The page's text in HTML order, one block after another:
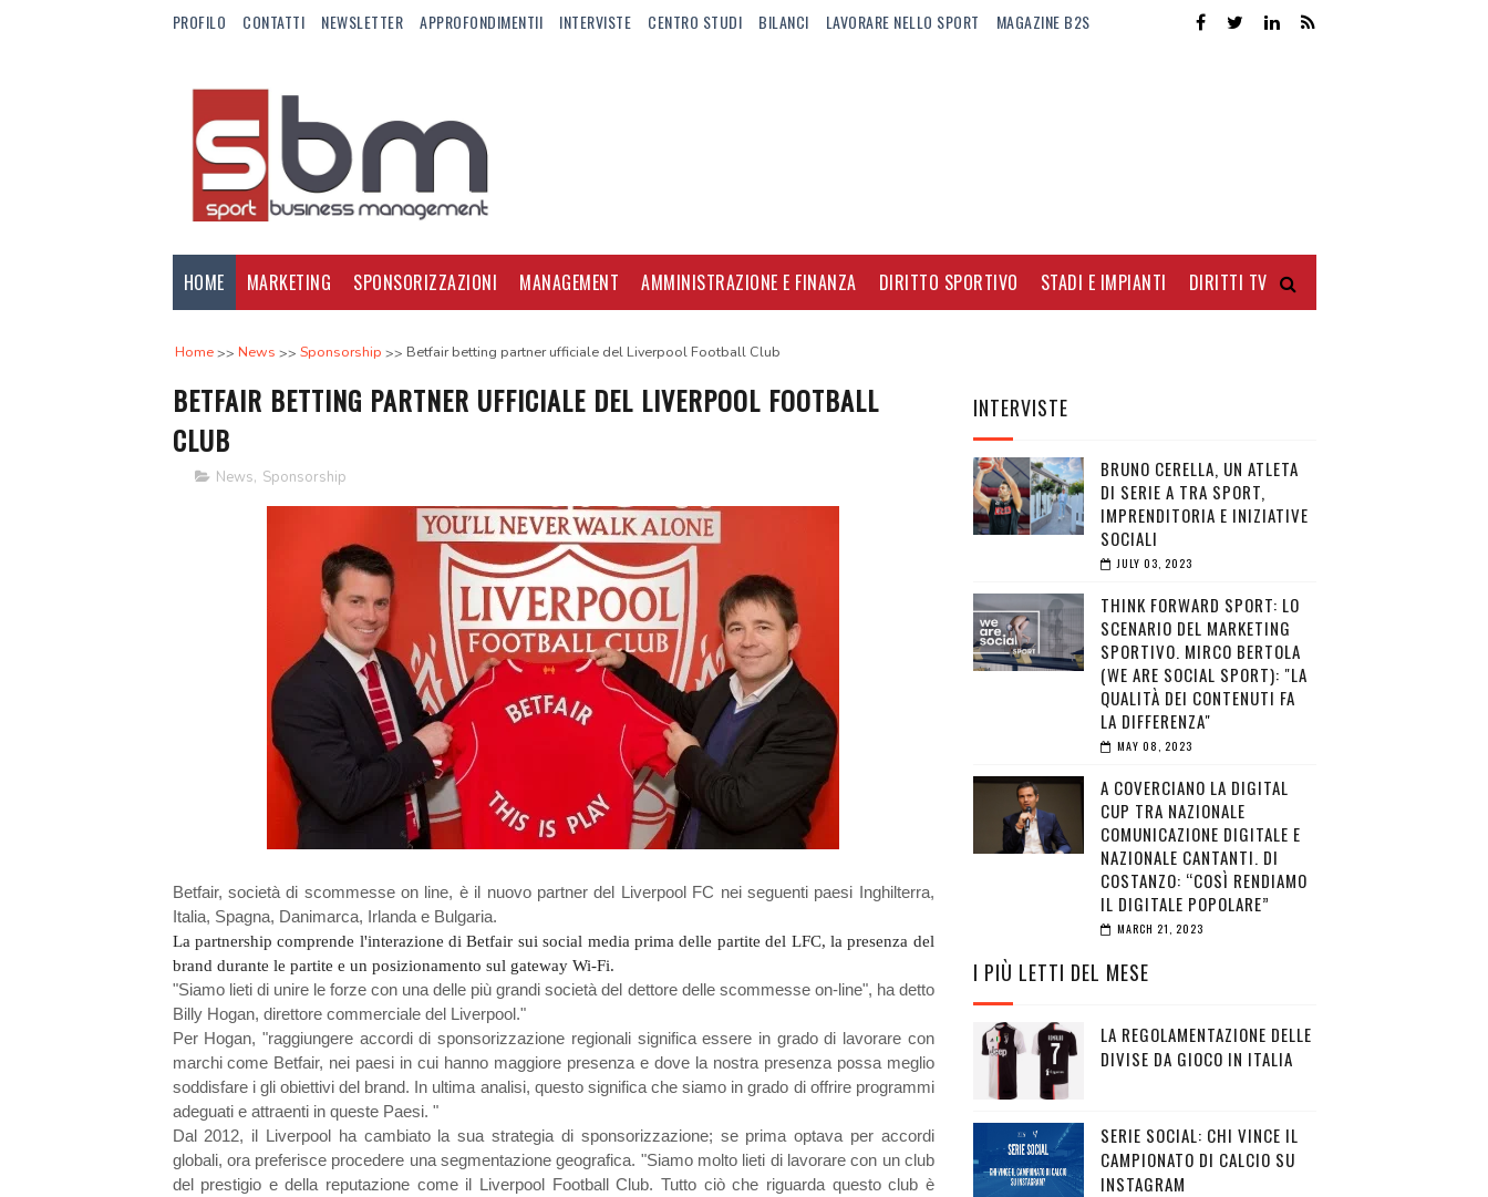
PROFILO CONTATTI NEWSLETTER APPROFONDIMENTII INTERVISTE CENTRO STUDI BILANCI LAVORARE NELLO SPORT MAGAZINE B2S
HOME MARKETING SPONSORIZZAZIONI MANAGEMENT AMMINISTRAZIONE E FINANZA DIRITTO SPORTIVO STADI E IMPIANTI DIRITTI TV
Home News Sponsorship Betfair betting partner ufficiale del Liverpool Football Club
BETFAIR BETTING PARTNER UFFICIALE DEL LIVERPOOL FOOTBALL
CLUB
News, Sponsorship
Betfair, società di scommesse on line, è il nuovo partner del Liverpool FC nei seguenti paesi Inghilterra,
Italia, Spagna, Danimarca, Irlanda e Bulgaria.
La partnership comprende l'interazione di Betfair sui social media prima delle partite del LFC, la presenza del
brand durante le partite e un posizionamento sul gateway Wi-Fi.
"Siamo lieti di unire le forze con una delle più grandi società del dettore delle scommesse on-line", ha detto
Billy Hogan, direttore commerciale del Liverpool."
Per Hogan, "raggiungere accordi di sponsorizzazione regionali significa essere in grado di lavorare con
marchi come Betfair, nei paesi in cui hanno maggiore presenza e dove la nostra presenza possa meglio
soddisfare i gli obiettivi del brand. In ultima analisi, questo significa che siamo in grado di offrire programmi
adeguati e attraenti in queste Paesi. "
Dal 2012, il Liverpool ha cambiato la sua strategia di sponsorizzazione; se prima optava per accordi
globali, ora preferisce procedere una segmentazione geografica. "Siamo molto lieti di lavorare con un club
del prestigio e della reputazione come il Liverpool Football Club. Tutto ciò che riguarda questo club è
INTERVISTE
BRUNO CERELLA, UN ATLETA
DI SERIE A TRA SPORT,
IMPRENDITORIA E INIZIATIVE
SOCIALI
JULY 03, 2023
THINK FORWARD SPORT: LO
SCENARIO DEL MARKETING
SPORTIVO. MIRCO BERTOLA
(WE ARE SOCIAL SPORT): "LA
QUALITÀ DEI CONTENUTI FA
LA DIFFERENZA"
MAY 08, 2023
A COVERCIANO LA DIGITAL
CUP TRA NAZIONALE
COMUNICAZIONE DIGITALE E
NAZIONALE CANTANTI. DI
COSTANZO: “COSÌ RENDIAMO
IL DIGITALE POPOLARE”
MARCH 21, 2023
I PIÙ LETTI DEL MESE
LA REGOLAMENTAZIONE DELLE
DIVISE DA GIOCO IN ITALIA
SERIE SOCIAL: CHI VINCE IL
CAMPIONATO DI CALCIO SU
INSTAGRAM